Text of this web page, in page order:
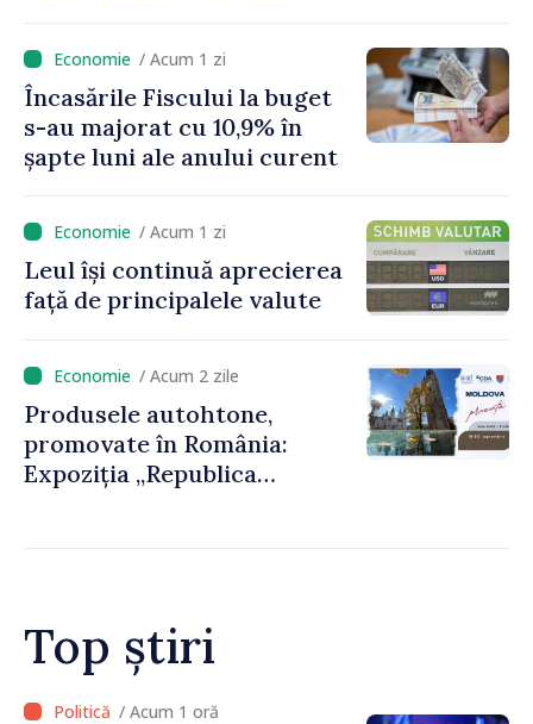
încuraja investițiile, vom
taxa mai mult viciile și
foarte atent vom uniformiza
anumite taxe”
/ Acum 1 zi
Încasările Fiscului la buget
s-au majorat cu 10,9% în
șapte luni ale anului curent
/ Acum 1 zi
Leul își continuă aprecierea
față de principalele valute
/ Acum 2 zile
Produsele autohtone,
promovate în România:
Expoziția „Republica
Top știri
/ Acum 27 minute